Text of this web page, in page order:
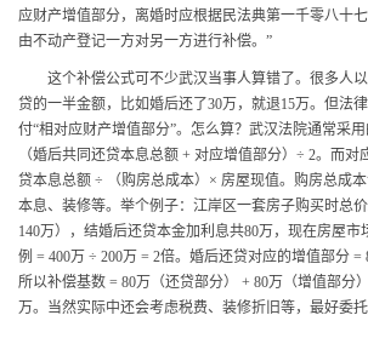
应财产增值部分，离婚时应根据民法典第一千零八十七
由不动产登记一方对另一方进行补偿。”
这个补偿公式可不少武汉当事人算错了。很多人
贷的一半金额，比如婚后还了30万，就退15万。但法
付“相对应财产增值部分”。怎么算？武汉法院通常采
（婚后共同还贷本息总额 + 对应增值部分）÷ 2。而
贷本息总额 ÷ （购房总成本）× 房屋现值。购房总成
本息、装修等。举个例子：江岸区一套房子购买时总
140万），结婚后还贷本金加利息共80万，现在房屋市
例 = 400万 ÷ 200万 = 2倍。婚后还贷对应的增值部分 =
所以补偿基数 = 80万（还贷部分） + 80万（增值部分
万。当然实际中还会考虑税费、装修折旧等，最好委